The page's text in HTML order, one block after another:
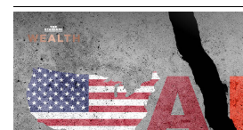
TAGS: การวิ่ง กีฬาวิ่งมาราธอน ลู่วิ่ง
Arc Project
การวิ่งมาราธอน